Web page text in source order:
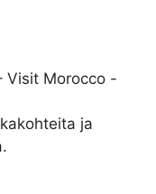
Visit Morocco -
ja